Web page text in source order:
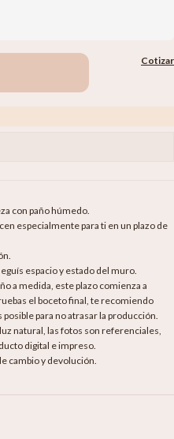
Cotizar
con paño húmedo.
especialmente para ti en un plazo de
espacio y estado del muro.
a medida, este plazo comienza a
el boceto final, te recomiendo
para no atrasar la producción.
natural, las fotos son referenciales,
digital e impreso.
cambio y devolución.